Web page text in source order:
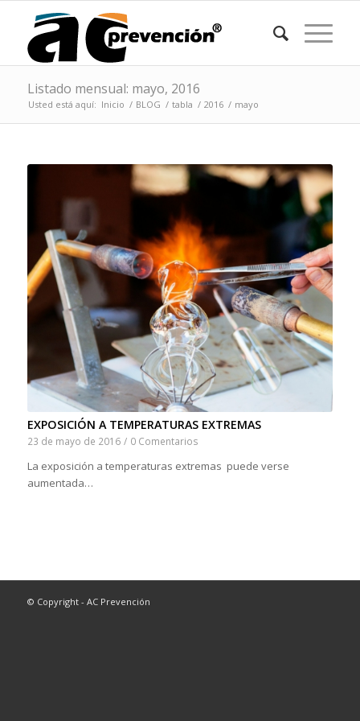
Listado mensual: mayo, 2016
Usted está aquí: Inicio / BLOG / tabla / 2016 / mayo
EXPOSICIÓN A TEMPERATURAS EXTREMAS
23 de mayo de 2016 / 0 Comentarios
La exposición a temperaturas extremas puede verse
aumentada…
© Copyright - AC Prevención